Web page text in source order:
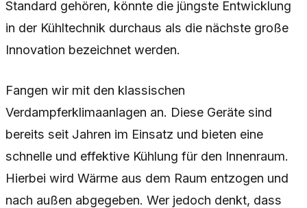
Standard gehören, könnte die jüngste Entwicklung
in der Kühltechnik durchaus als die nächste große
Innovation bezeichnet werden.
Fangen wir mit den klassischen
Verdampferklimaanlagen an. Diese Geräte sind
bereits seit Jahren im Einsatz und bieten eine
schnelle und effektive Kühlung für den Innenraum.
Hierbei wird Wärme aus dem Raum entzogen und
nach außen abgegeben. Wer jedoch denkt, dass